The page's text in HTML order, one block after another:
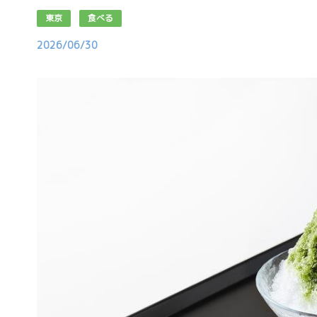
東京 食べる
2026/06/30